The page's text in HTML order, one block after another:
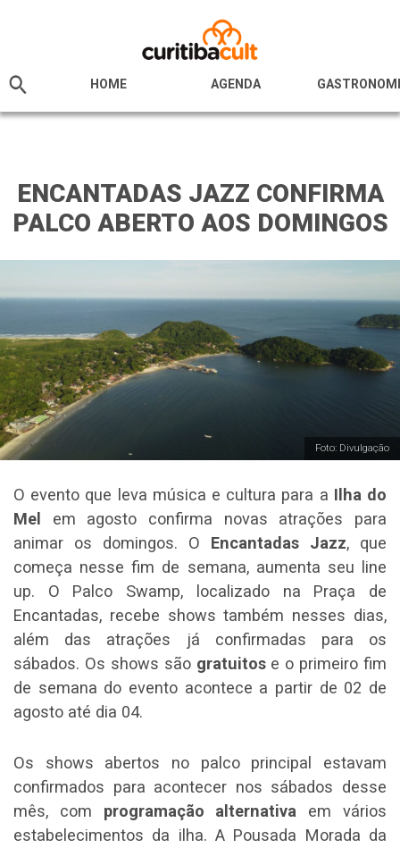
HOME AGENDA
ENCANTADAS JAZZ CONFIRMA
PALCO ABERTO AOS DOMINGOS
Foto: Divulgação
O evento que leva música e cultura para a Ilha do
Mel
em agosto confirma novas atrações para
animar os domingos. O Encantadas Jazz, que
começa nesse fim de semana, aumenta seu line
up. O Palco Swamp, localizado na Praça de
Encantadas, recebe shows também nesses dias,
além das atrações já confirmadas para os
sábados. Os shows são gratuitose o primeiro fim
de semana do evento acontece a partir de 02 de
agosto até dia 04.
Os shows abertos no palco principal estavam
confirmados para acontecer nos sábados desse
mês, com programação alternativa em vários
estabelecimentos da ilha. A Pousada Morada da